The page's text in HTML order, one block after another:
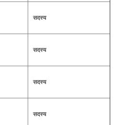
सदस्य
सदस्य
सदस्य
सदस्य